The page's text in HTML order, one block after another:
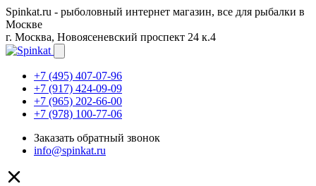
Spinkat.ru - рыболовный интернет магазин, все для рыбалки в
Москве
г. Москва, Новоясеневский проспект 24 к.4
+7 (495) 407-07-96
+7 (917) 424-09-09
+7 (965) 202-66-00
+7 (978) 100-77-06
Заказать обратный звонок
info@spinkat.ru